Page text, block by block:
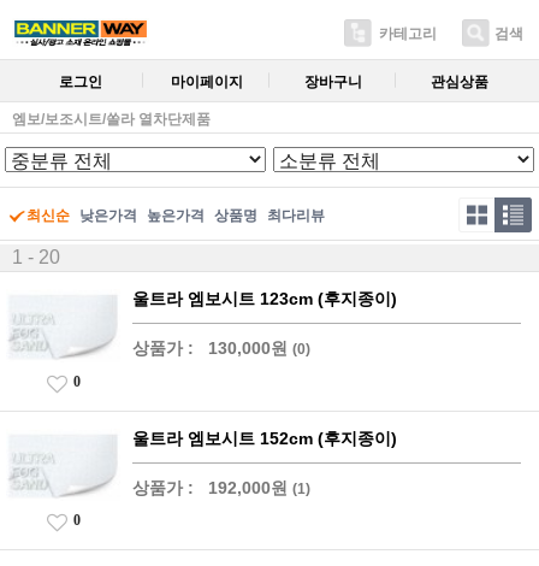
카테고리 검색
로그인 마이페이지 장바구니 관심상품
엠보/보조시트/쏠라 열차단제품
최신순 낮은가격 높은가격 상품명 최다리뷰
1 - 20
울트라 엠보시트 123cm (후지종이)
상품가 : 130,000원 (0)
0
울트라 엠보시트 152cm (후지종이)
상품가 : 192,000원 (1)
0